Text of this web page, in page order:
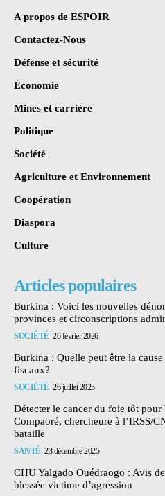
A propos de ESPOIR
Contactez-Nous
Défense et sécurité
Économie
Mines et carrière
Politique
Société
Agriculture et Environnement
Coopération
Diaspora
Culture
Articles populaires
Burkina : Voici les nouvelles
provinces et circonscriptions
SOCIÉTÉ 26 février 2026
Burkina : Quelle peut être la
fiscaux?
SOCIÉTÉ 26 juillet 2025
Détecter le cancer du foie tôt pour
Compaoré, chercheure à l’IRSS/
bataille
SANTÉ 23 décembre 2025
CHU Yalgado Ouédraogo : Avis
blessée victime d’agression